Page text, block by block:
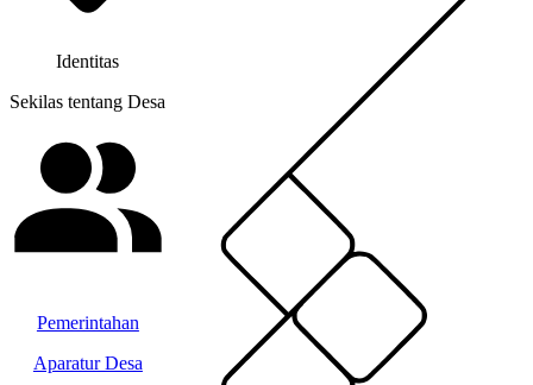
Identitas
Sekilas tentang Desa
Pemerintahan
Aparatur Desa